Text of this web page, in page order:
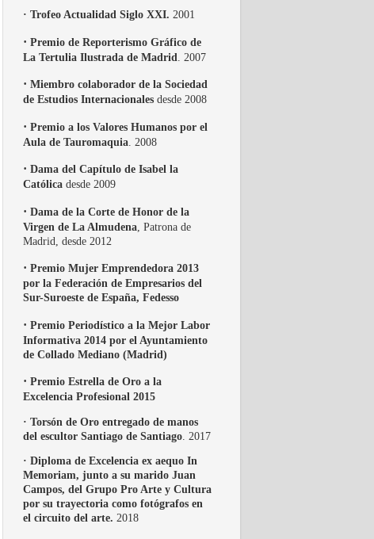
· Trofeo Actualidad Siglo XXI. 2001
· Premio de Reporterismo Gráfico de
La Tertulia Ilustrada de Madrid . 2007
· Miembro colaborador de la Sociedad
de Estudios Internacionales desde 2008
· Premio a los Valores Humanos por el
Aula de Tauromaquia . 2008
· Dama del Capítulo de Isabel la
Católica desde 2009
· Dama de la Corte de Honor de la
Virgen de La Almudena , Patrona de
Madrid, desde 2012
· Premio Mujer Emprendedora 2013
por la Federación de Empresarios del
Sur-Suroeste de España, Fedesso
· Premio Periodístico a la Mejor Labor
Informativa 2014 por el Ayuntamiento
de Collado Mediano (Madrid)
· Premio Estrella de Oro a la
Excelencia Profesional 2015
· Torsón de Oro entregado de manos
del escultor Santiago de Santiago . 2017
· Diploma de Excelencia ex aequo In
Memoriam, junto a su marido Juan
Campos, del Grupo Pro Arte y Cultura
por su trayectoria como fotógrafos en
el circuito del arte. 2018